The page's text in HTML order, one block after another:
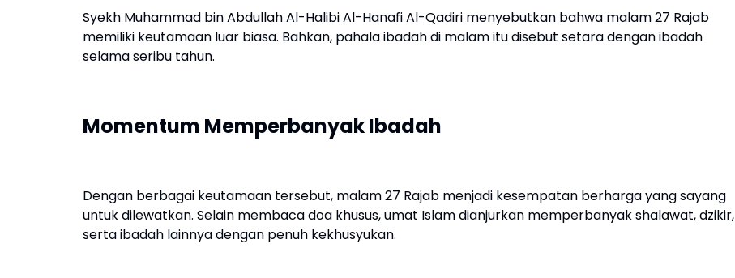
Syekh Muhammad bin Abdullah Al-Halibi Al-Hanafi Al-Qadiri menyebutkan bahwa malam 27 Rajab
memiliki keutamaan luar biasa. Bahkan, pahala ibadah di malam itu disebut setara dengan ibadah
selama seribu tahun.
Momentum Memperbanyak Ibadah
Dengan berbagai keutamaan tersebut, malam 27 Rajab menjadi kesempatan berharga yang sayang
untuk dilewatkan. Selain membaca doa khusus, umat Islam dianjurkan memperbanyak shalawat, dzikir,
serta ibadah lainnya dengan penuh kekhusyukan.